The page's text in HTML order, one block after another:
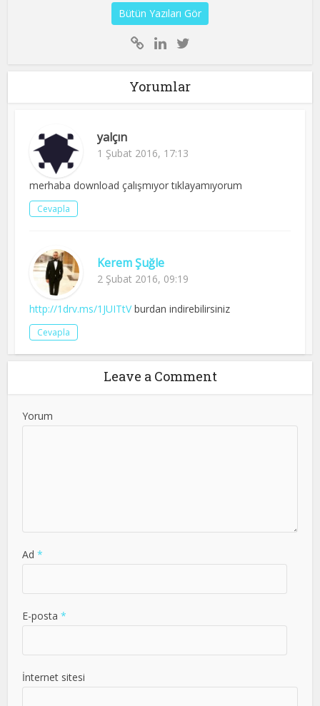
Bütün Yazıları Gör
Yorumlar
yalçın
1 Şubat 2016, 17:13
merhaba download çalışmıyor tıklayamıyorum
Cevapla
Kerem Şuğle
2 Şubat 2016, 09:19
http://1drv.ms/1JUITtVburdan indirebilirsiniz
Cevapla
Leave a Comment
Yorum
Ad*
E-posta*
İnternet sitesi